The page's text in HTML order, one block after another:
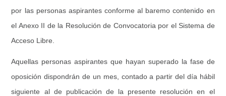
por las personas aspirantes conforme al baremo contenido en
el Anexo II de la Resolución de Convocatoria por el Sistema de
Acceso Libre.
Aquellas personas aspirantes que hayan superado la fase de
oposición dispondrán de un mes, contado a partir del día hábil
siguiente al de publicación de la presente resolución en el